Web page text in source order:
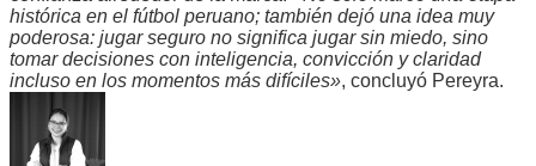
histórica en el fútbol peruano; también dejó una idea muy
poderosa: jugar seguro no significa jugar sin miedo, sino
tomar decisiones con inteligencia, convicción y claridad
incluso en los momentos más difíciles», concluyó Pereyra.